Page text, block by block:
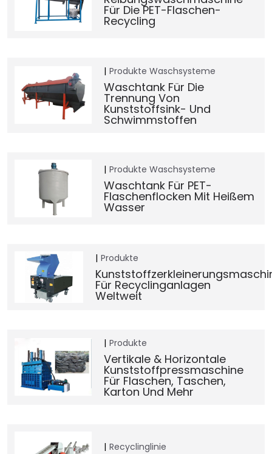
Für Die PET-Flaschen-
Recycling
Produkte Waschsysteme
Waschtank Für Die
Trennung Von
Kunststoffsink- Und
Schwimmstoffen
Produkte Waschsysteme
Waschtank Für PET-
Flaschenflocken Mit Heißem
Wasser
Produkte
Für Recyclinganlagen
Weltweit
Produkte
Vertikale & Horizontale
Kunststoffpressmaschine
Für Flaschen, Taschen,
Karton Und Mehr
Recyclinglinie